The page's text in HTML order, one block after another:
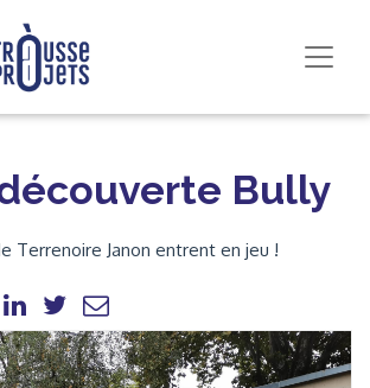
Bully
Terrenoire Janon entrent en jeu !